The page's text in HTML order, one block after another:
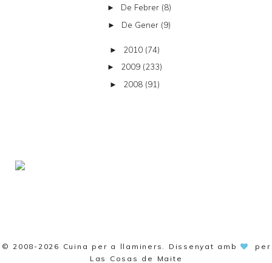
► De Febrer (8)
► De Gener (9)
► 2010 (74)
► 2009 (233)
► 2008 (91)
© 2008-2026 Cuina per a llaminers . Dissenyat amb
per
Las Cosas de Maite